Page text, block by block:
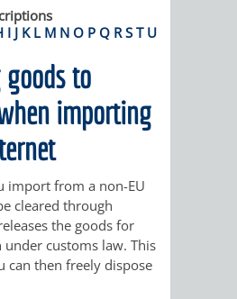
FREIZEITANGEBOTE
BERATUNG
UND
HILFE
BEIRÄTE
FÜR
TECHNIK,
UMWELT
UND
STADTENTWICKLUNG
UND
JUGENDBEIRAT
TAGESORDNUNG
ABGEORDNETE
I J K L M N O P Q R S T U
to
importing
import from a non-EU
cleared through
the goods for
customs law. This
can then freely dispose